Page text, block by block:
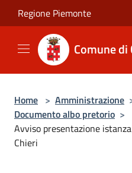
Salta al contenuto principale
Regione Piemonte
Comune di
Home > Amministrazione
Documento albo pretorio >
Avviso presentazione
Chieri